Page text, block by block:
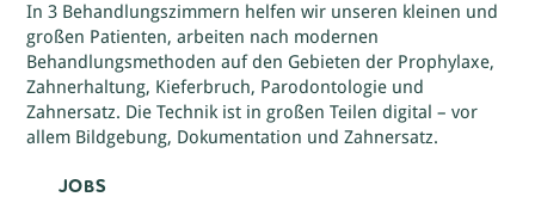
In 3 Behandlungszimmern helfen wir unseren kleinen und
großen Patienten, arbeiten nach modernen
Behandlungsmethoden auf den Gebieten der Prophylaxe,
Zahnerhaltung, Kieferbruch, Parodontologie und
Zahnersatz. Die Technik ist in großen Teilen digital – vor
allem Bildgebung, Dokumentation und Zahnersatz.
JOBS